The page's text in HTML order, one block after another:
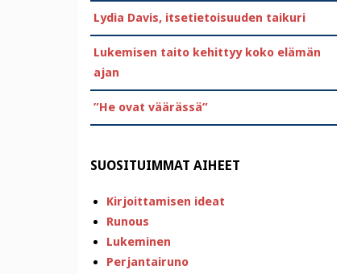
Lydia Davis, itsetietoisuuden taikuri
Lukemisen taito kehittyy koko elämän
ajan
”He ovat väärässä”
SUOSITUIMMAT AIHEET
Kirjoittamisen ideat
Runous
Lukeminen
Perjantairuno